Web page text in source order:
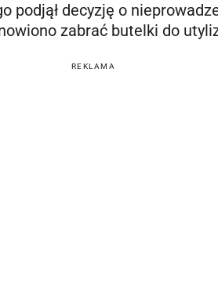
podjął decyzję o
zabrać butelki do
REKLAMA